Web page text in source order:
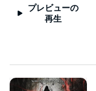
プレビューの
再生